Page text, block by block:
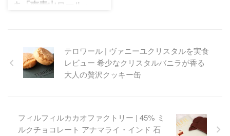
キ「南青山ロール」
ロールケーキ。滑らかで上品
なクリームが特徴の南青山ロ
ールは贅沢な自宅でのデザー
テロワール | ヴァニーユクリスタルを実食
レビュー 希少なクリスタルバニラが香る
大人の贅沢クッキー缶
フィルフィルカカオファクトリー | 45% ミ
ルクチョコレート アナマライ・インド 石